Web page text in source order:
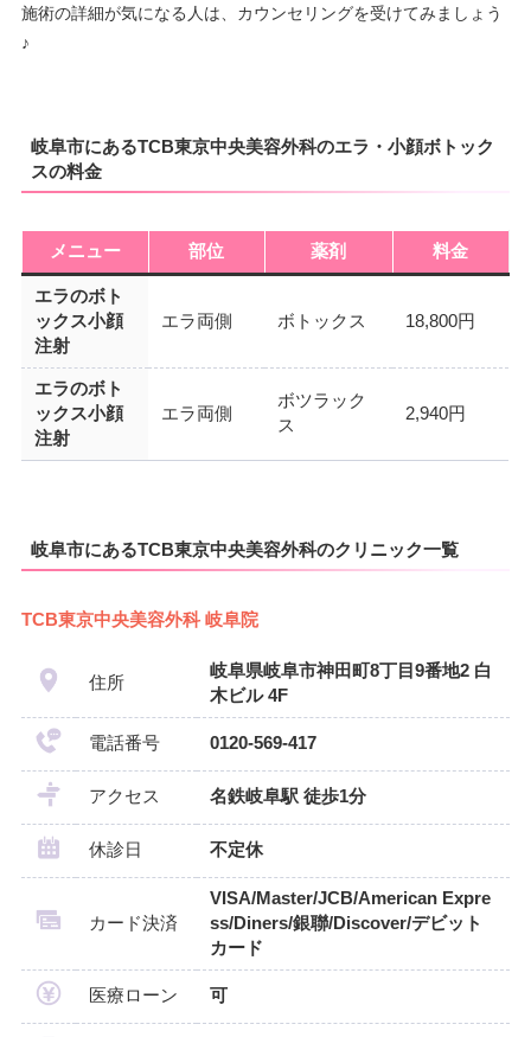
施術の詳細が気になる人は、カウンセリングを受けてみましょう
♪
岐阜市にあるTCB東京中央美容外科のエラ・小顔ボトック
スの料金
メニュー 部位 薬剤 料金
エラのボト
ックス小顔
注射
エラ両側 ボトックス 18,800円
エラのボト
ックス小顔
注射
エラ両側
ボツラック
ス
2,940円
岐阜市にあるTCB東京中央美容外科のクリニック一覧
TCB東京中央美容外科 岐阜院
住所
岐阜県岐阜市神田町8丁目9番地2 白
木ビル 4F
電話番号 0120-569-417
アクセス 名鉄岐阜駅 徒歩1分
休診日 不定休
カード決済
VISA/Master/JCB/American Expre
ss/Diners/銀聯/Discover/デビット
カード
医療ローン 可